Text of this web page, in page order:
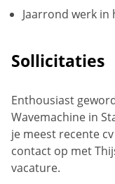
Jaarrond werk in
Sollicitaties
Enthousiast
Wavemachine in
je meest recente
contact op met
vacature.